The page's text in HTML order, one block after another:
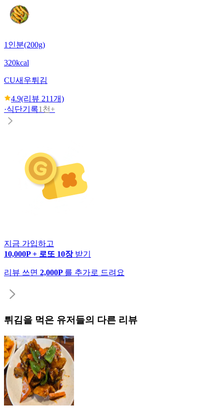
1인분(200g)
320kcal
CU새우튀김
4.9(리뷰 211개)
·식단기록1천+
지금 가입하고
10,000P + 로또 10장 받기
리뷰 쓰면 2,000P 를 추가로 드려요
튀김을 먹은 유저들의 다른 리뷰